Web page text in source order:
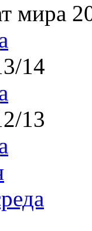
мира
14
13